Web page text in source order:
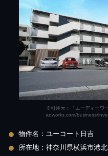
※引用元：「エーディーワ
adworks.com/business/
物件名：ユーコート日吉
所在地：神奈川県横浜市港